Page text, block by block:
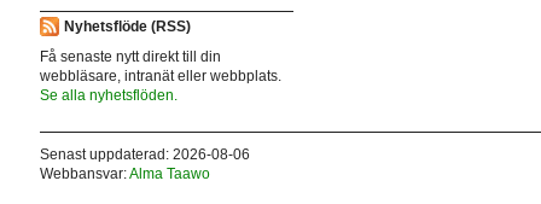
Nyhetsflöde (RSS)
Få senaste nytt direkt till din
webbläsare, intranät eller webbplats.
Se alla nyhetsflöden.
Senast uppdaterad: 2026-08-06
Webbansvar:Alma Taawo